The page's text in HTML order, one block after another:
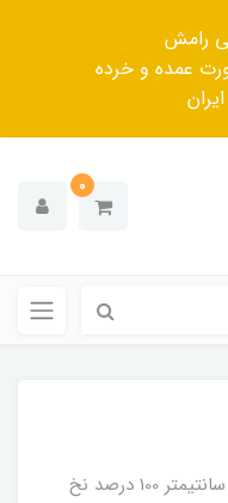
رامش
عمده و خرده
0
حوله حمام نخ باف یزد سایز 100*180 سانتیمتر 100 درصد نخ